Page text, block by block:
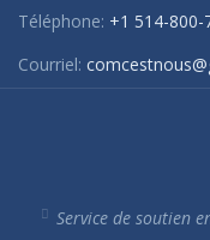
Téléphone: +1 514-800-
Courriel:
Service de soutien